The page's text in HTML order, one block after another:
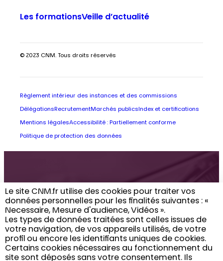
Le site CNM.fr utilise des cookies pour traiter vos
données personnelles pour les finalités suivantes : «
Necessaire, Mesure d'audience, Vidéos ». ​
Les types de données traitées sont celles issues de
votre navigation, de vos appareils utilisés, de votre
profil ou encore les identifiants uniques de cookies. ​
Certains cookies nécessaires au fonctionnement du
site sont déposés sans votre consentement. Ils
Les formationsVeille d’actualité
© 2023 CNM. Tous droits réservés
Règlement intérieur des instances et des commissions
Délégations RecrutementMarchés publics Index et certifications
Mentions légalesAccessibilité : Partiellement conforme
Politique de protection des données
Retrouvez toute
l’actualité du CNM
dans votre boîte
email